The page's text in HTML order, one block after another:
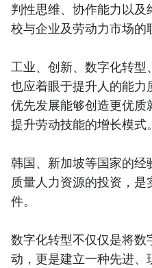
判性思维、协作能力以
校与企业及劳动力市场的
工业、创新、数字化转型
也应着眼于提升人的能
优先发展能够创造更优
提升劳动技能的增长模式。
韩国、新加坡等国家的
质量人力资源的投资，
件。
数字化转型不仅仅是将
动，更是建立一种先进